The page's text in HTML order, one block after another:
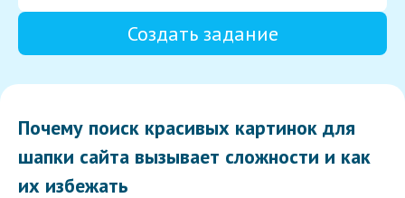
Создать задание
Почему поиск красивых картинок для
шапки сайта вызывает сложности и как
их избежать